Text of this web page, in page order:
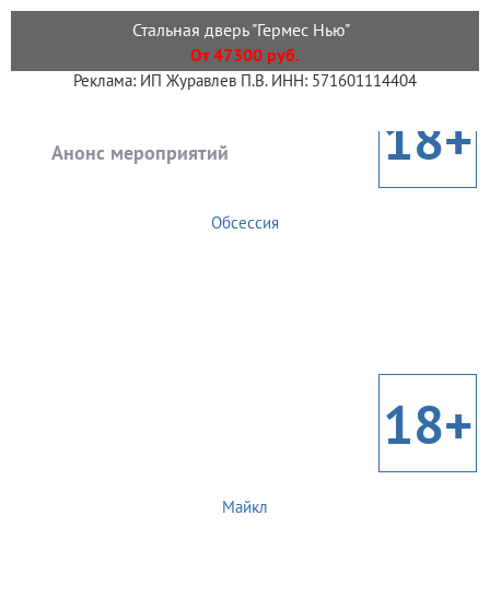
Стальная дверь "Гермес Нью"
От 47300 руб.
Реклама: ИП Журавлев П.В. ИНН: 571601114404
Анонс мероприятий 18+
Обсессия
18+
Майкл